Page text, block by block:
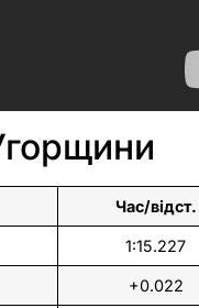
Час/відст.
1:15.227
+0.022